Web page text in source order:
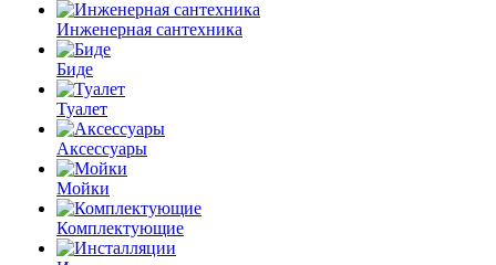
Инженерная сантехника
Биде
Туалет
Аксессуары
Мойки
Комплектующие